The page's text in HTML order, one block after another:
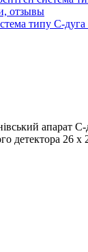
типу С-дуга
апарат
детектора 26 х